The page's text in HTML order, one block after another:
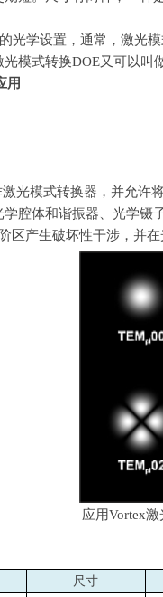
光学设置，通常，激光
模式转换DOE又可以叫
用
光模式转换器，并允许
腔体和谐振器、光学
区产生破坏性干涉，并在
应用Vortex激
尺寸